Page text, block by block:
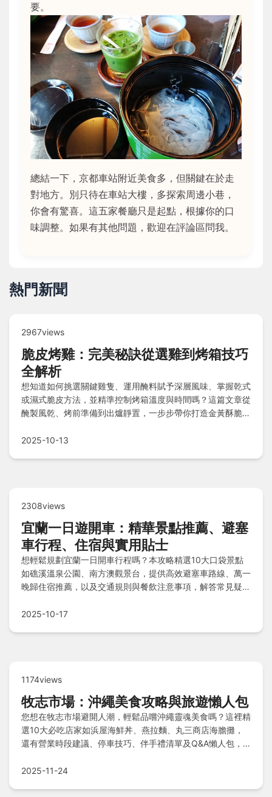
要。
總結一下，京都車站附近美食多，但關鍵在於走
對地方。別只待在車站大樓，多探索周邊小巷，
你會有驚喜。這五家餐廳只是起點，根據你的口
味調整。如果有其他問題，歡迎在評論區問我。
熱門新聞
2967views
脆皮烤雞：完美秘訣從選雞到烤箱技巧
全解析
想知道如何挑選關鍵雞隻、運用醃料賦予深層風味、掌握乾式
或濕式脆皮方法，並精準控制烤箱溫度與時間嗎？這篇文章從
醃製風乾、烤前準備到出爐靜置，一步步帶你打造金黃酥脆的
2025-10-13
2308views
宜蘭一日遊開車：精華景點推薦、避塞
車行程、住宿與實用貼士
想輕鬆規劃宜蘭一日開車行程嗎？本攻略精選10大口袋景點
如礁溪溫泉公園、南方澳觀景台，提供高效避塞車路線、萬一
晚歸住宿推薦，以及交通規則與餐飲注意事項，解答常見疑
2025-10-17
1174views
牧志市場：沖繩美食攻略與旅遊懶人包
您想在牧志市場避開人潮，輕鬆品嚐沖繩靈魂美食嗎？這裡精
選10大必吃店家如浜屋海鮮丼、燕拉麵、丸三商店海膽攤，
還有營業時段建議、停車技巧、伴手禮清單及Q&A懶人包，
2025-11-24